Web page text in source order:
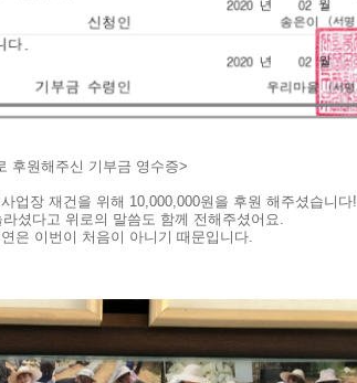
후원해주신 기부금 영수증>
업장 재건을 위해 10,000,000원을 후원 해주셨습니다!
셨다고 위로의 말씀도 함께 전해주셨어요.
은 이번이 처음이 아니기 때문입니다.